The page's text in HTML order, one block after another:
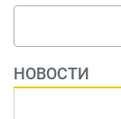
НОВОСТИ